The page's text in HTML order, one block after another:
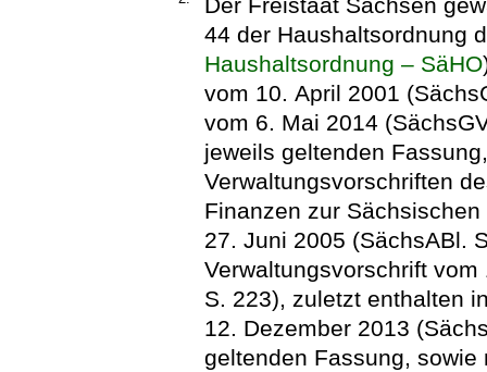
Der Freistaat Sachsen
44 der Haushaltsordnung
Haushaltsordnung – SäHO
vom 10. April 2001
vom 6. Mai 2014
jeweils geltenden
Verwaltungsvorschriften
Finanzen zur
27. Juni 2005 (SächsABl.
Verwaltungsvorschrift
S. 223), zuletzt enthalten
12. Dezember 2013
geltenden Fassung,